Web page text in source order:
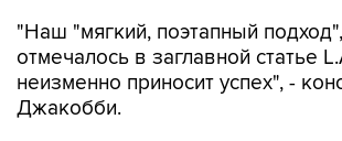
"Наш "мягкий, поэтапный
отмечалось в заглавной статье
неизменно приносит успех", -
Джакобби.